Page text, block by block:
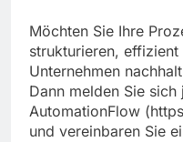
Möchten Sie Ihre
strukturieren,
Unternehmen
Dann melden Sie
AutomationFlow
und vereinbaren Sie